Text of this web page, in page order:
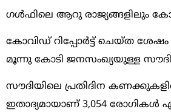
ഗള്‍ഫിലെ ആറു രാജ്യങ്ങളിലും
കോവിഡ് റിപ്പോര്‍ട്ട് ചെയ്ത
മൂന്നു കോടി ജനസംഖ്യയുള്ള
സൗദിയിലെ പ്രതിദിന
ഇതാദ്യമായാണ് 3,054 രോഗികള്‍